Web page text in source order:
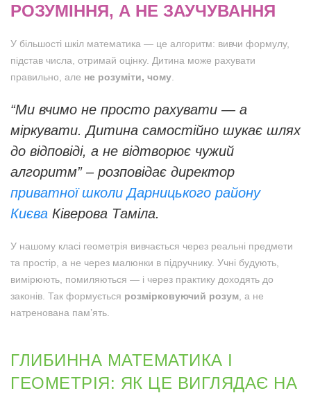
РОЗУМІННЯ, А НЕ ЗАУЧУВАННЯ
У більшості шкіл математика — це алгоритм: вивчи формулу,
підстав числа, отримай оцінку. Дитина може рахувати
правильно, але не розуміти, чому
“Ми вчимо не просто рахувати — а
міркувати. Дитина самостійно шукає шлях
до відповіді, а не відтворює чужий
алгоритм” – розповідає директор
приватної школи Дарницького району
Києва Ківерова Таміла.
У нашому класі геометрія вивчається через реальні предмети
та простір, а не через малюнки в підручнику. Учні будують,
вимірюють, помиляються — і через практику доходять до
законів. Так формується розмірковуючий розум , а не
натренована пам’ять.
ГЛИБИННА МАТЕМАТИКА І
ГЕОМЕТРІЯ: ЯК ЦЕ ВИГЛЯДАЄ НА